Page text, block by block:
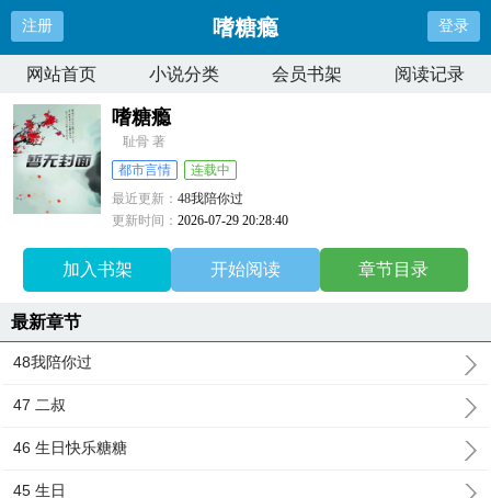
注册 嗜糖瘾 登录
网站首页 小说分类 会员书架 阅读记录
嗜糖瘾
耻骨 著
都市言情
连载中
最近更新：48我陪你过
更新时间：2026-07-29 20:28:40
加入书架 开始阅读 章节目录
最新章节
48我陪你过
47 二叔
46 生日快乐糖糖
45 生日